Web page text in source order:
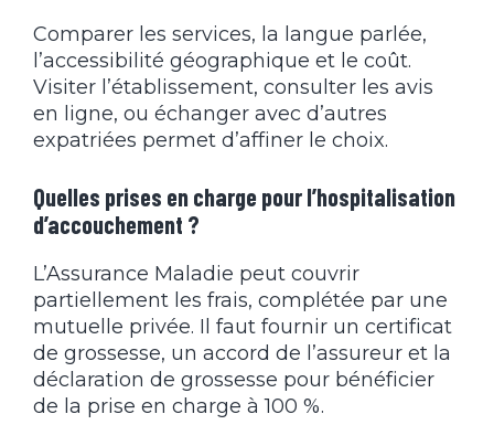
Comparer les services, la langue parlée,
l’accessibilité géographique et le coût.
Visiter l’établissement, consulter les avis
en ligne, ou échanger avec d’autres
expatriées permet d’affiner le choix.
Quelles prises en charge pour l’hospitalisation
d’accouchement ?
L’Assurance Maladie peut couvrir
partiellement les frais, complétée par une
mutuelle privée. Il faut fournir un certificat
de grossesse, un accord de l’assureur et la
déclaration de grossesse pour bénéficier
de la prise en charge à 100 %.